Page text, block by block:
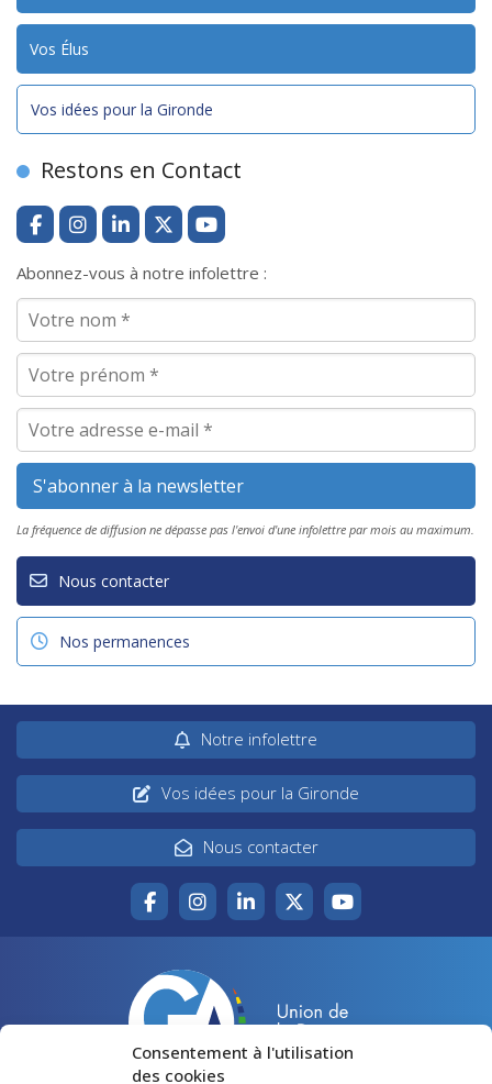
Consentement à l'utilisation
des cookies
Vos Élus
Vos idées pour la Gironde
Restons en Contact
Abonnez-vous à notre infolettre :
La fréquence de diffusion ne dépasse pas l'envoi d'une infolettre par mois au maximum.
Nous contacter
Nos permanences
Notre infolettre
Vos idées pour la Gironde
Nous contacter